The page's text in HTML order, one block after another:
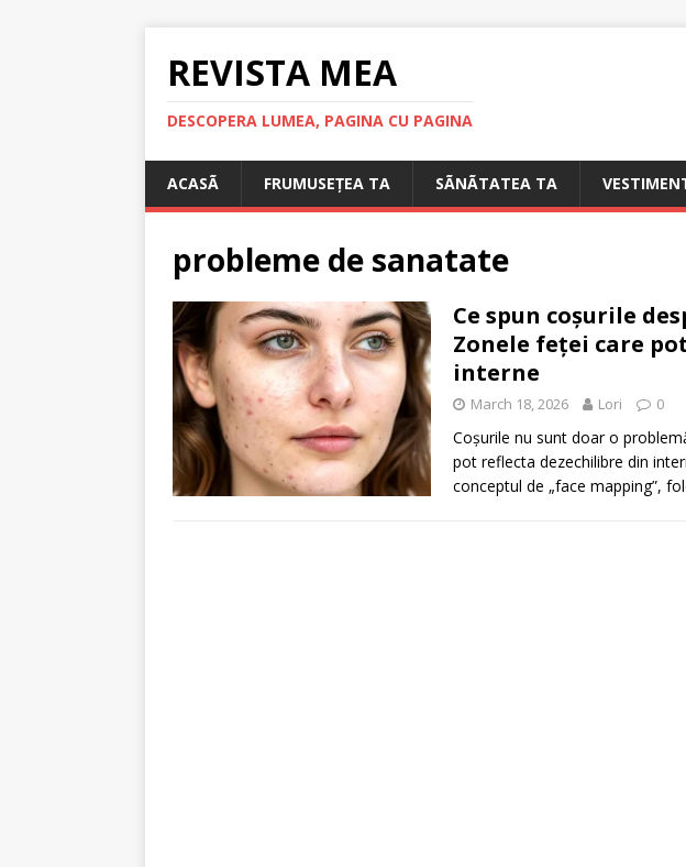
REVISTA MEA
DESCOPERA LUMEA, PAGINA CU PAGINA
ACASÃ FRUMUSEȚEA TA SÃNÃTATEA TA
probleme de sanatate
Ce spun coșurile
Zonele feței care
interne
March 18, 2026 Lori 0
Coșurile nu sunt doar o
pot reflecta dezechilibre din
conceptul de „face mapping”,